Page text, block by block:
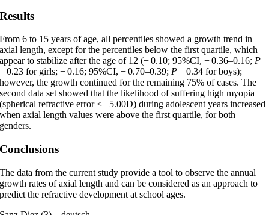
Results
From 6 to 15 years of age, all percentiles showed a growth trend in
axial length, except for the percentiles below the first quartile, which
appear to stabilize after the age of 12 (− 0.10; 95%CI, − 0.36–0.16; P
= 0.23 for girls; − 0.16; 95%CI, − 0.70–0.39; P= 0.34 for boys);
however, the growth continued for the remaining 75% of cases. The
second data set showed that the likelihood of suffering high myopia
(spherical refractive error ≤− 5.00D) during adolescent years increased
when axial length values were above the first quartile, for both
genders.
Conclusions
The data from the current study provide a tool to observe the annual
growth rates of axial length and can be considered as an approach to
predict the refractive development at school ages.